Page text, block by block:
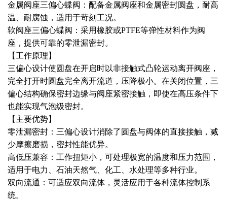
金属阀座三偏心蝶阀：配备金属阀座和金属密封圆盘，耐高
温、耐腐蚀，适用于苛刻工况。
软阀座三偏心蝶阀：采用橡胶或PTFE等弹性材料作为阀
座，提供可靠的零泄漏密封。
【工作原理】
三偏心设计使圆盘在开启时以非接触式凸轮运动离开阀座，
完全打开时圆盘完全离开流道，压降极小。在关闭位置，三
偏心结构确保密封边缘与阀座紧密接触，即使在高压条件下
也能实现气泡级密封。
【主要优势】
零泄漏密封：三偏心设计消除了圆盘与阀体的直接接触，减
少摩擦磨损，密封性能优异。
高低压兼容：工作扭矩小，可处理极宽的温度和压力范围，
适用于电力、石油天然气、化工、水处理等多种行业。
双向流通：可适应双向流体，灵活应用于各种流体控制系
统。